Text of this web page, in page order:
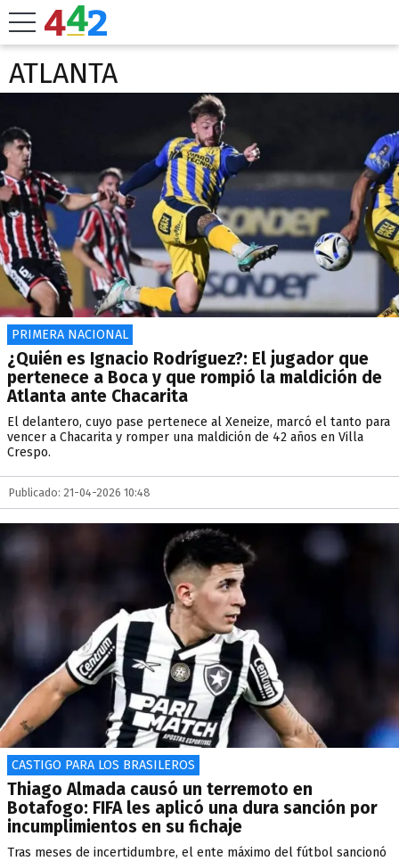
ATLANTA
PRIMERA NACIONAL
¿Quién es Ignacio Rodríguez?: El jugador que
pertenece a Boca y que rompió la maldición de
Atlanta ante Chacarita
El delantero, cuyo pase pertenece al Xeneize, marcó el tanto para
vencer a Chacarita y romper una maldición de 42 años en Villa
Crespo.
Publicado: 21-04-2026 10:48
CASTIGO PARA LOS BRASILEROS
Thiago Almada causó un terremoto en
Botafogo: FIFA les aplicó una dura sanción por
incumplimientos en su fichaje
Tras meses de incertidumbre, el ente máximo del fútbol sancionó